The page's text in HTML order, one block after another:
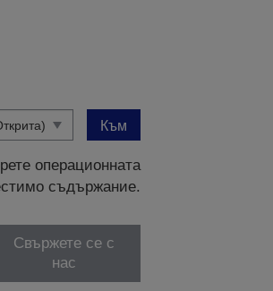
Към
операционната
съдържание.
Свържете се с
нас